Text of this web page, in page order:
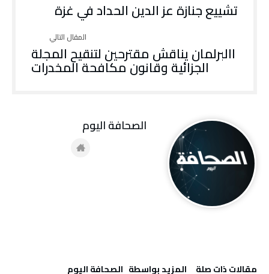
تشييع جنازة عز الدين الحداد في غزة
االبرلمان يناقش مقترحين لتنقيح المجلة
الجزائية وقانون مكافحة المخدرات
‫مقالات ذات صلة‬ ‫‫المزيد بواسطة‬ ‬ ‭ ‬الصحافة‭ ‬اليوم